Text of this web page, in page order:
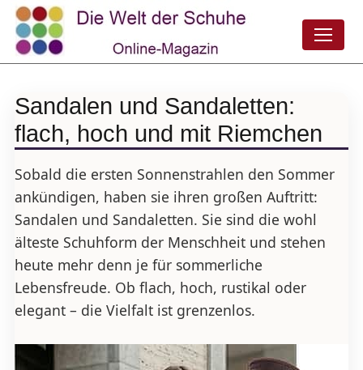
Sandalen und Sandaletten:
flach, hoch und mit Riemchen
Sobald die ersten Sonnenstrahlen den Sommer
ankündigen, haben sie ihren großen Auftritt:
Sandalen und Sandaletten. Sie sind die wohl
älteste Schuhform der Menschheit und stehen
heute mehr denn je für sommerliche
Lebensfreude. Ob flach, hoch, rustikal oder
elegant – die Vielfalt ist grenzenlos.